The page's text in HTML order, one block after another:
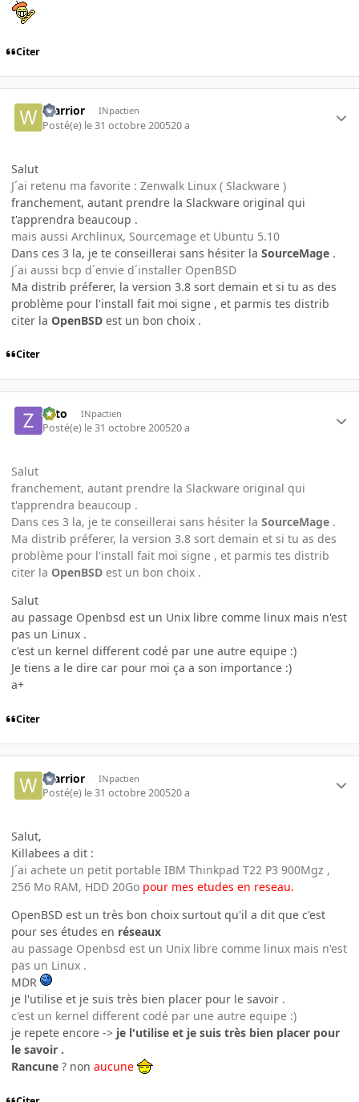
Citer
Warrior INpactien
Posté(e) le 31 octobre 200520 a
Salut
J´ai retenu ma favorite : Zenwalk Linux ( Slackware )
franchement, autant prendre la Slackware original qui
t'apprendra beaucoup .
mais aussi Archlinux, Sourcemage et Ubuntu 5.10
Dans ces 3 la, je te conseillerai sans hésiter la SourceMage .
J´ai aussi bcp d´envie d´installer OpenBSD
Ma distrib préferer, la version 3.8 sort demain et si tu as des
problème pour l'install fait moi signe , et parmis tes distrib
citer la OpenBSD est un bon choix .
Citer
zoto INpactien
Posté(e) le 31 octobre 200520 a
Salut
franchement, autant prendre la Slackware original qui
t'apprendra beaucoup .
Dans ces 3 la, je te conseillerai sans hésiter la SourceMage .
Ma distrib préferer, la version 3.8 sort demain et si tu as des
problème pour l'install fait moi signe , et parmis tes distrib
citer la OpenBSD est un bon choix .
Salut
au passage Openbsd est un Unix libre comme linux mais n'est
pas un Linux .
c'est un kernel different codé par une autre equipe :)
Je tiens a le dire car pour moi ça a son importance :)
a+
Citer
Warrior INpactien
Posté(e) le 31 octobre 200520 a
Salut,
Killabees a dit :
J´ai achete un petit portable IBM Thinkpad T22 P3 900Mgz ,
256 Mo RAM, HDD 20Go pour mes etudes en reseau.
OpenBSD est un très bon choix surtout qu'il a dit que c'est
pour ses études en réseaux
au passage Openbsd est un Unix libre comme linux mais n'est
pas un Linux .
MDR
je l'utilise et je suis très bien placer pour le savoir .
c'est un kernel different codé par une autre equipe :)
je repete encore -> je l'utilise et je suis très bien placer pour
le savoir .
Rancune ? non aucune